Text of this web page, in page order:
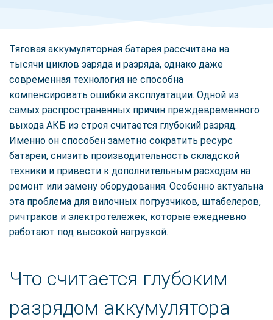
Тяговая аккумуляторная батарея рассчитана на
тысячи циклов заряда и разряда, однако даже
современная технология не способна
компенсировать ошибки эксплуатации. Одной из
самых распространенных причин преждевременного
выхода АКБ из строя считается глубокий разряд.
Именно он способен заметно сократить ресурс
батареи, снизить производительность складской
техники и привести к дополнительным расходам на
ремонт или замену оборудования. Особенно актуальна
эта проблема для вилочных погрузчиков, штабелеров,
ричтраков и электротележек, которые ежедневно
работают под высокой нагрузкой.
Что считается глубоким
разрядом аккумулятора